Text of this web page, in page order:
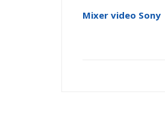
Mixer video Sony